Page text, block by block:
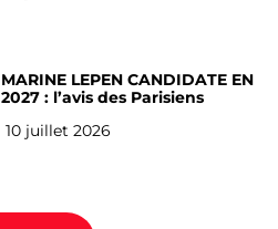
MARINE LEPEN CANDIDATE EN
2027 : l’avis des Parisiens
10 juillet 2026